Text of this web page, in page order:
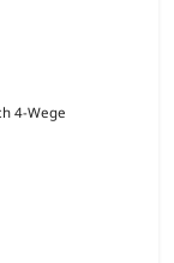
4-Wege